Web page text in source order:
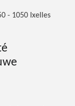
- 1050 Ixelles